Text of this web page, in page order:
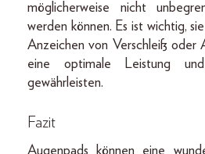
möglicherweise nicht
werden können. Es ist wichtig,
Anzeichen von Verschleiß oder
eine optimale Leistung
gewährleisten.
Fazit
Augenpads können eine